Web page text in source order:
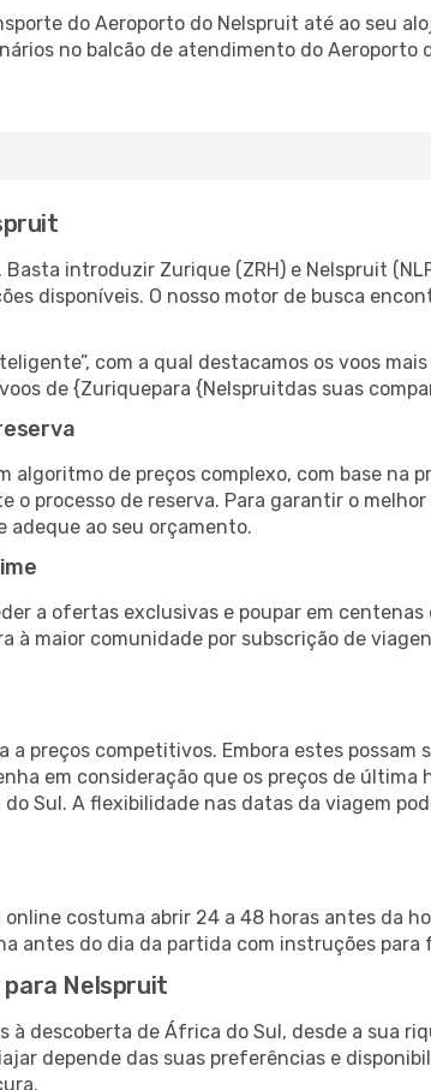
do Aeroporto do Nelspruit até ao seu
no balcão de atendimento do Aeroporto
Basta introduzir Zurique (ZRH) e Nelspruit
disponíveis. O nosso motor de busca
com a qual destacamos os voos
de {Zuriquepara {Nelspruitdas suas
algoritmo de preços complexo, com base na
processo de reserva. Para garantir o
adeque ao seu orçamento.
a ofertas exclusivas e poupar em
maior comunidade por subscrição de
preços competitivos. Embora estes possam
em consideração que os preços de última
Sul. A flexibilidade nas datas da viagem
costuma abrir 24 a 48 horas antes da
antes do dia da partida com instruções
para Nelspruit
à descoberta de África do Sul, desde a sua
depende das suas preferências e